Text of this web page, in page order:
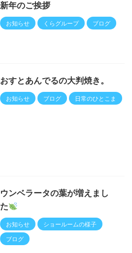
新年のご挨拶
お知らせ くらグループ ブログ
おすとあんでるの大判焼き。
お知らせ ブログ 日常のひとこま
ウンベラータの葉が増えまし
た
お知らせ
ショールームの様子
ブログ